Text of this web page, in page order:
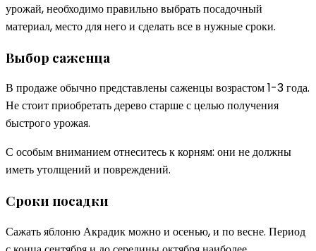
урожай, необходимо правильно выбрать посадочный
материал, место для него и сделать все в нужные сроки.
Выбор саженца
В продаже обычно представлены саженцы возрастом 1-3 года.
Не стоит приобретать дерево старше с целью получения
быстрого урожая.
С особым вниманием отнеситесь к корням: они не должны
иметь утолщений и повреждений.
Сроки посадки
Сажать яблоню Акрадик можно и осенью, и по весне. Период